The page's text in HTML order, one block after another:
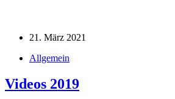
21. März 2021
Allgemein
Videos 2019